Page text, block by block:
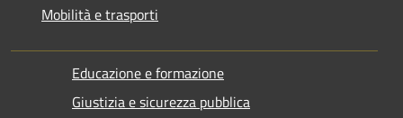
Mobilità e trasporti
Educazione e formazione
Giustizia e sicurezza pubblica